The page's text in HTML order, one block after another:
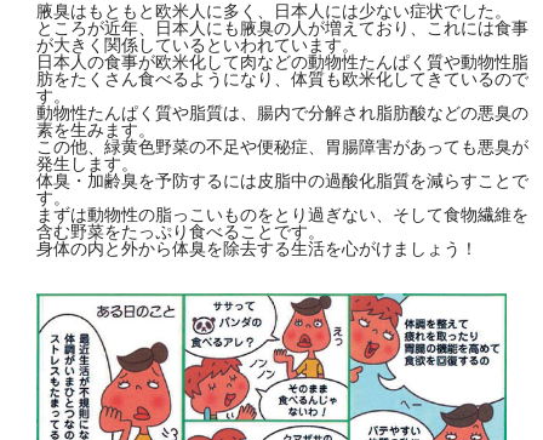
腋臭はもともと欧米人に多く、日本人には少ない症状でした。
ところが近年、日本人にも腋臭の人が増えており、これには食事
が大きく関係しているといわれています。
日本人の食事が欧米化して肉などの動物性たんぱく質や動物性脂
肪をたくさん食べるようになり、体質も欧米化してきているので
す。
動物性たんぱく質や脂質は、腸内で分解され脂肪酸などの悪臭の
素を生みます。
この他、緑黄色野菜の不足や便秘症、胃腸障害があっても悪臭が
発生します。
体臭・加齢臭を予防するには皮脂中の過酸化脂質を減らすことで
す。
まずは動物性の脂っこいものをとり過ぎない、そして食物繊維を
含む野菜をたっぷり食べることです。
身体の内と外から体臭を除去する生活を心がけましょう！